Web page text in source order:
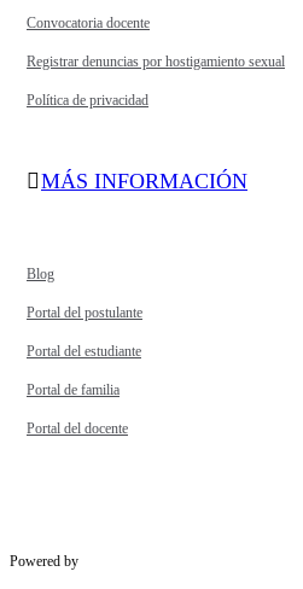
Convocatoria docente
Registrar denuncias por hostigamiento sexual
Política de privacidad
MÁS INFORMACIÓN
Blog
Portal del postulante
Portal del estudiante
Portal de familia
Portal del docente
Powered by